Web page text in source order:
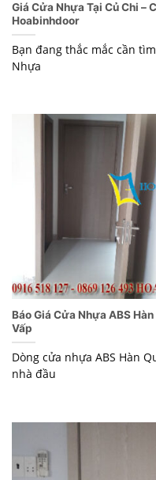
Giá Cửa Nhựa Tại Củ Chi –
Hoabinhdoor
Bạn đang thắc mắc cần
Nhựa
Báo Giá Cửa Nhựa ABS
Vấp
Dòng cửa nhựa ABS Hàn
nhà đầu